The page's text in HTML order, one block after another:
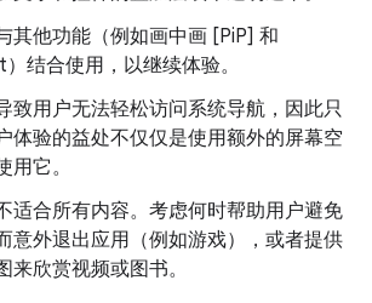
其他功能（例如画中画 [PiP] 和
结合使用，以继续体验。
致用户无法轻松访问系统导航，因此只
体验的益处不仅仅是使用额外的屏幕空
用它。
适合所有内容。考虑何时帮助用户避免
意外退出应用（例如游戏），或者提供
来欣赏视频或图书。